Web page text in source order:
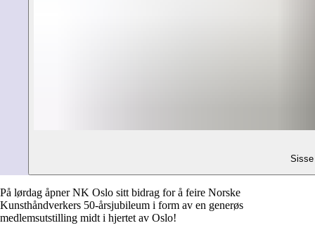
Sisse
På lørdag åpner NK Oslo sitt bidrag for å feire Norske
Kunsthåndverkers 50-årsjubileum i form av en generøs
medlemsutstilling midt i hjertet av Oslo!